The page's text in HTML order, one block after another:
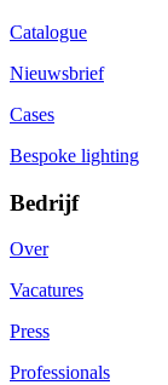
Catalogue
Nieuwsbrief
Cases
Bespoke lighting
Bedrijf
Over
Vacatures
Press
Professionals